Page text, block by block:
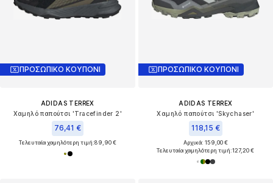
ΠΡΟΣΩΠΙΚΟ ΚΟΥΠΟΝΙ
ADIDAS TERREX
Χαμηλό παπούτσι 'Tracefinder 2'
76,41 €
Τελευταία χαμηλότερη τιμή:89,90 €
ΠΡΟΣΩΠΙΚΟ ΚΟΥΠΟΝΙ
ADIDAS TERREX
Χαμηλό παπούτσι 'Skychaser'
118,15 €
Αρχικά: 159,00 €
Τελευταία χαμηλότερη τιμή:127,20 €